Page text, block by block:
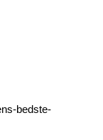
bedste-